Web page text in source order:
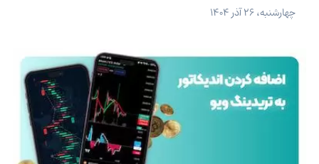
چهارشنبه، ۲۶ آذر ۱۴۰۴